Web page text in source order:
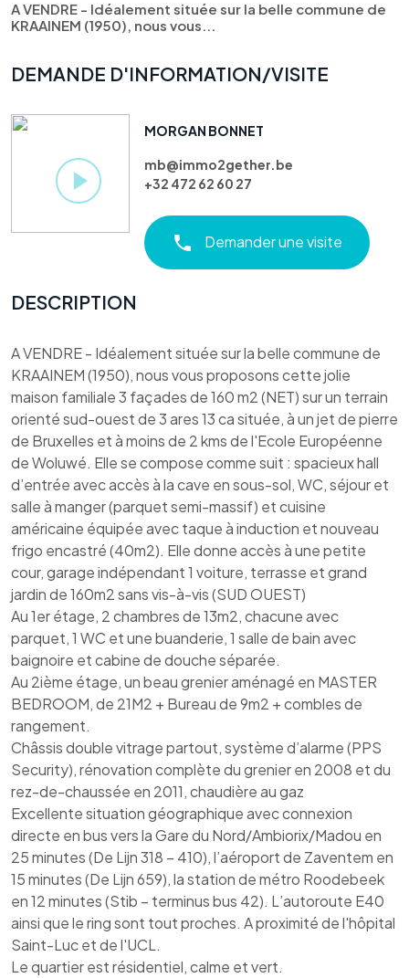
A VENDRE - Idéalement située sur la belle commune de
KRAAINEM (1950), nous vous...
DEMANDE D'INFORMATION/VISITE
MORGAN BONNET
mb@immo2gether.be
+32 472 62 60 27
Demander une visite
DESCRIPTION
A VENDRE - Idéalement située sur la belle commune de
KRAAINEM (1950), nous vous proposons cette jolie
maison familiale 3 façades de 160 m2 (NET) sur un terrain
orienté sud-ouest de 3 ares 13 ca située, à un jet de pierre
de Bruxelles et à moins de 2 kms de l'Ecole Européenne
de Woluwé. Elle se compose comme suit : spacieux hall
d’entrée avec accès à la cave en sous-sol, WC, séjour et
salle à manger (parquet semi-massif) et cuisine
américaine équipée avec taque à induction et nouveau
frigo encastré (40m2). Elle donne accès à une petite
cour, garage indépendant 1 voiture, terrasse et grand
jardin de 160m2 sans vis-à-vis (SUD OUEST)
Au 1er étage, 2 chambres de 13m2, chacune avec
parquet, 1 WC et une buanderie, 1 salle de bain avec
baignoire et cabine de douche séparée.
Au 2ième étage, un beau grenier aménagé en MASTER
BEDROOM, de 21M2 + Bureau de 9m2 + combles de
rangement.
Châssis double vitrage partout, système d’alarme (PPS
Security), rénovation complète du grenier en 2008 et du
rez-de-chaussée en 2011, chaudière au gaz
Excellente situation géographique avec connexion
directe en bus vers la Gare du Nord/Ambiorix/Madou en
25 minutes (De Lijn 318 – 410), l’aéroport de Zaventem en
15 minutes (De Lijn 659), la station de métro Roodebeek
en 12 minutes (Stib – terminus bus 42). L’autoroute E40
ainsi que le ring sont tout proches. A proximité de l'hôpital
Saint-Luc et de l'UCL.
Le quartier est résidentiel, calme et vert.